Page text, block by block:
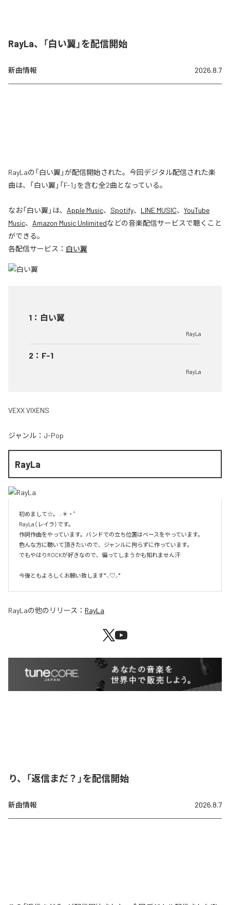
RayLa、「白い翼」を配信開始
新曲情報 2026.8.7
RayLaの「白い翼」が配信開始された。今回デジタル配信された楽
曲は、「白い翼」「F-1」を含む全2曲となっている。
なお「白い翼 」は、 Apple Music、 Spotify、 LINE MUSIC、 YouTube
Music、 Amazon Music Unlimitedなどの音楽配信サービスで聴くこと
ができる。
各配信サービス： 白い翼
1 ： 白い翼
RayLa
2 ： F-1
RayLa
VEXX VIXENS
ジャンル： J-Pop
RayLa
初めまして☆。.:＊・゜
RayLa（レイラ）です。
作詞作曲をやっています。バンドでの立ち位置はベースをやっています。
色んな方に聴いて頂きたいので、ジャンルに拘らずに作っています。
でもやはりROCKが好きなので、偏ってしまうかも知れません汗
今後ともよろしくお願い致します*⸜♡⸝*
RayLaの他のリリース： RayLa
り、「返信まだ？」を配信開始
新曲情報 2026.8.7